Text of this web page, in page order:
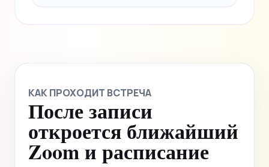
КАК ПРОХОДИТ ВСТРЕЧА
После записи
откроется ближайший
Zoom и расписание